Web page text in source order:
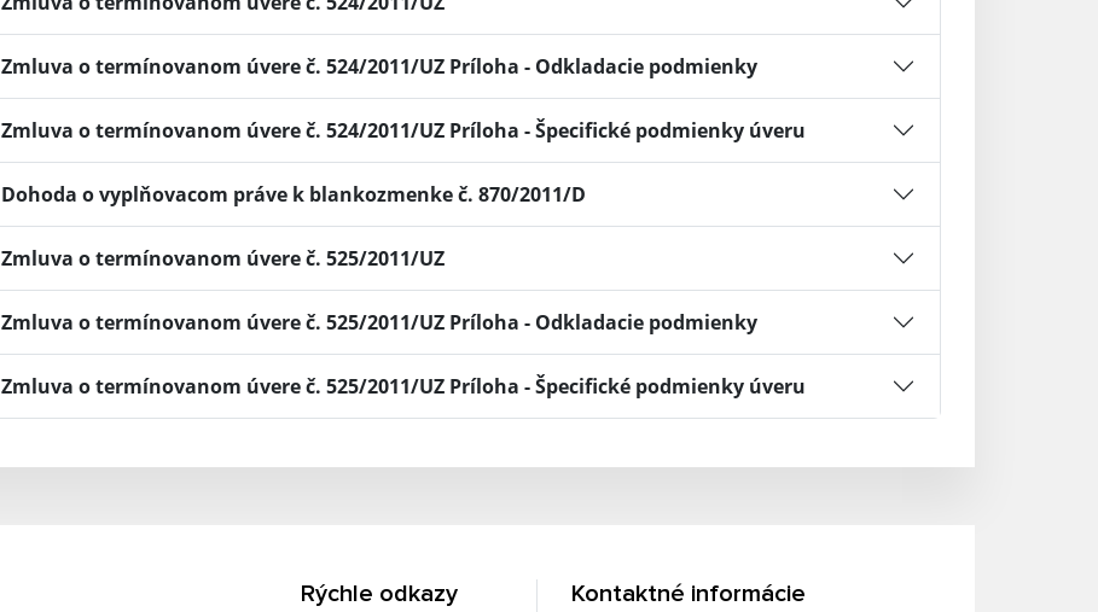
Zmluva o termínovanom úvere č. 524/2011/UZ Príloha - Odkladacie podmienky
Zmluva o termínovanom úvere č. 524/2011/UZ Príloha - Špecifické podmienky úveru
Dohoda o vyplňovacom práve k blankozmenke č. 870/2011/D
Zmluva o termínovanom úvere č. 525/2011/UZ
Zmluva o termínovanom úvere č. 525/2011/UZ Príloha - Odkladacie podmienky
Zmluva o termínovanom úvere č. 525/2011/UZ Príloha - Špecifické podmienky úveru
Rýchle odkazy Kontaktné informácie